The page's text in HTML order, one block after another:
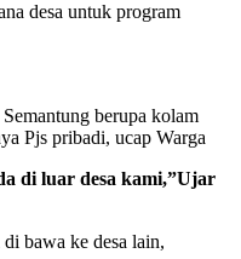
desa untuk program
berupa kolam
Pjs pribadi, ucap Warga
di luar desa kami,”Ujar
bawa ke desa lain,